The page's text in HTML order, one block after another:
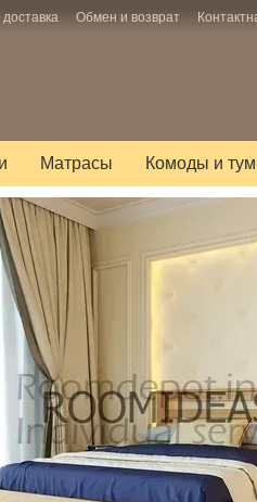
Обмен и возврат
Матрасы Комоды и